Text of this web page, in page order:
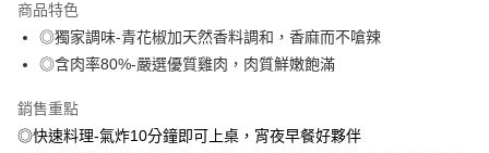
冷凍-付款後全家取貨
免運費
商品特色
◎獨家調味-青花椒加天然香料調和，香麻而不嗆辣
◎含肉率80%-嚴選優質雞肉，肉質鮮嫩飽滿
銷售重點
◎快速料理-氣炸10分鐘即可上桌，宵夜早餐好夥伴